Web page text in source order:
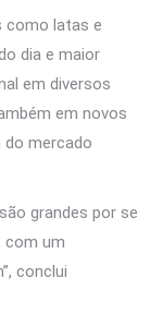
como latas e
dia e maior
em diversos
em novos
do mercado
grandes por se
com um
conclui